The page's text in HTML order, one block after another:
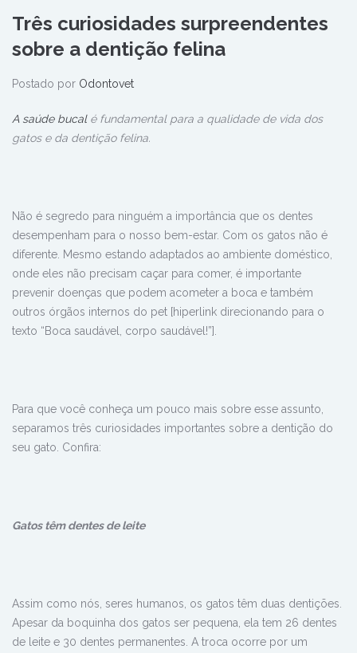
Três curiosidades surpreendentes
sobre a dentição felina
Postado por Odontovet
A saúde bucalé fundamental para a qualidade de vida dos
gatos e da dentição felina.
Não é segredo para ninguém a importância que os dentes
desempenham para o nosso bem-estar. Com os gatos não é
diferente. Mesmo estando adaptados ao ambiente doméstico,
onde eles não precisam caçar para comer, é importante
prevenir doenças que podem acometer a boca e também
outros órgãos internos do pet [hiperlink direcionando para o
texto “Boca saudável, corpo saudável!”]
Para que você conheça um pouco mais sobre esse assunto,
separamos três curiosidades importantes sobre a dentição do
seu gato. Confira:
Gatos têm dentes de leite
Assim como nós, seres humanos, os gatos têm duas dentições.
Apesar da boquinha dos gatos ser pequena, ela tem 26 dentes
de leite e 30 dentes permanentes. A troca ocorre por um